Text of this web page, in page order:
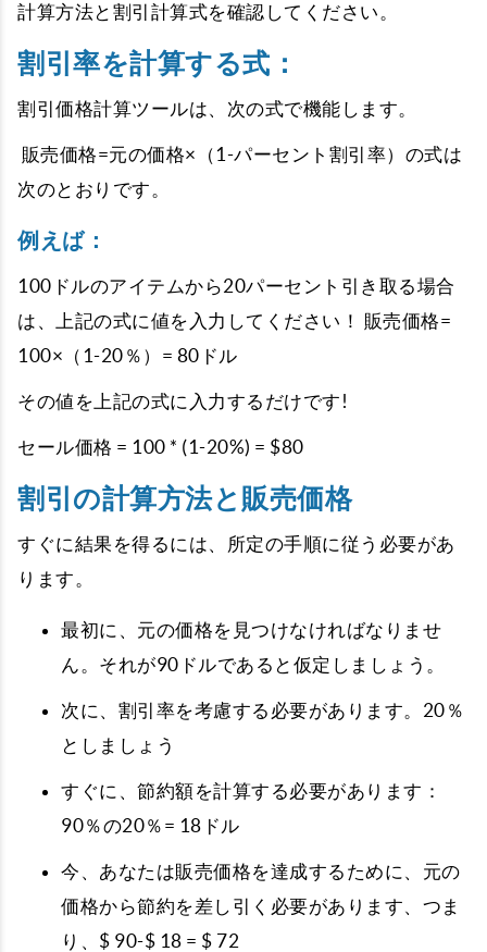
計算方法と割引計算式を確認してください。
割引率を計算する式：
割引価格計算ツールは、次の式で機能します。
販売価格=元の価格×（1-パーセント割引率）の式は
次のとおりです。
例えば：
100ドルのアイテムから20パーセント引き取る場合
は、上記の式に値を入力してください！ 販売価格=
100×（1-20％）= 80ドル
その値を上記の式に入力するだけです!
セール価格 = 100 * (1-20%) = $80
割引の計算方法と販売価格
すぐに結果を得るには、所定の手順に従う必要があ
ります。
最初に、元の価格を見つけなければなりませ
ん。それが90ドルであると仮定しましょう。
次に、割引率を考慮する必要があります。20％
としましょう
すぐに、節約額を計算する必要があります：
90％の20％= 18ドル
今、あなたは販売価格を達成するために、元の
価格から節約を差し引く必要があります、つま
り、$ 90-$ 18 = $ 72